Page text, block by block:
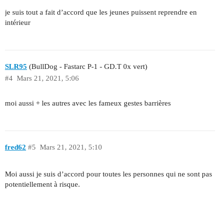
je suis tout a fait d’accord que les jeunes puissent reprendre en
intérieur
SLR95 (BullDog - Fastarc P-1 - GD.T 0x vert)
Mars 21, 2021, 5:06
#4
moi aussi + les autres avec les fameux gestes barrières
fred62 Mars 21, 2021, 5:10
#5
Moi aussi je suis d’accord pour toutes les personnes qui ne sont pas
potentiellement à risque.